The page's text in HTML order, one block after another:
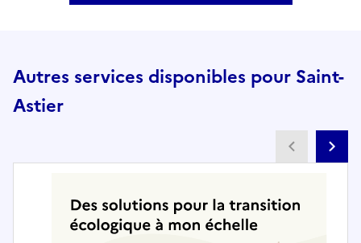
Autres services disponibles pour Saint-
Astier